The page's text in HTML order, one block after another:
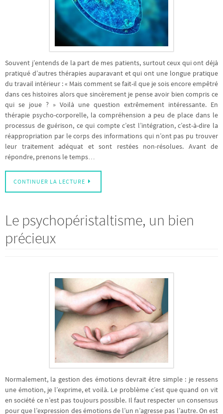
Souvent j’entends de la part de mes patients, surtout ceux qui ont déjà
pratiqué d’autres thérapies auparavant et qui ont une longue pratique
du travail intérieur : « Mais comment se fait-il que je sois encore empêtré
dans ces histoires alors que sincèrement je pense avoir bien compris ce
qui se joue ? » Voilà une question extrêmement intéressante. En
thérapie psycho-corporelle, la compréhension a peu de place dans le
processus de guérison, ce qui compte c’est l’intégration, c’est-à-dire la
réappropriation par le corps des informations qui n’ont pas pu trouver
leur traitement adéquat et sont restées non-résolues. Avant de
répondre, prenons le temps…
CONTINUER LA LECTURE
Le psychopéristaltisme, un bien
précieux
Normalement, la gestion des émotions devrait être simple : je ressens
une émotion, je l’exprime, et voilà. Le problème c’est que quand on vit
en société ce n’est pas toujours possible. Il faut respecter un consensus
pour que l’expression des émotions de l’un n’agresse pas l’autre. On est